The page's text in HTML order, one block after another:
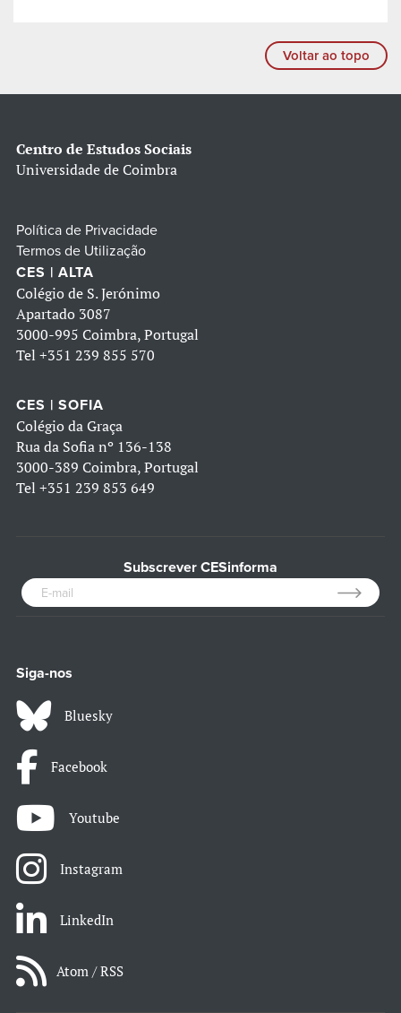
Voltar ao topo
Centro de Estudos Sociais
Universidade de Coimbra
Política de Privacidade
Termos de Utilização
CES | ALTA
Colégio de S. Jerónimo
Apartado 3087
3000-995 Coimbra, Portugal
Tel +351 239 855 570
CES | SOFIA
Colégio da Graça
Rua da Sofia nº 136-138
3000-389 Coimbra, Portugal
Tel +351 239 853 649
Subscrever CESinforma
Siga-nos
Bluesky
Facebook
Youtube
Instagram
LinkedIn
Atom / RSS